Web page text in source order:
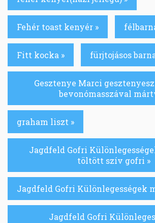
Fehér toast kenyér »
Fitt kocka » fürjtojásos
Gesztenye Marci
bevonómasszával
graham liszt »
Jagdfeld Gofri
töltött szív gofri »
Jagdfeld Gofri Különlegességek
Jagdfeld Gofri